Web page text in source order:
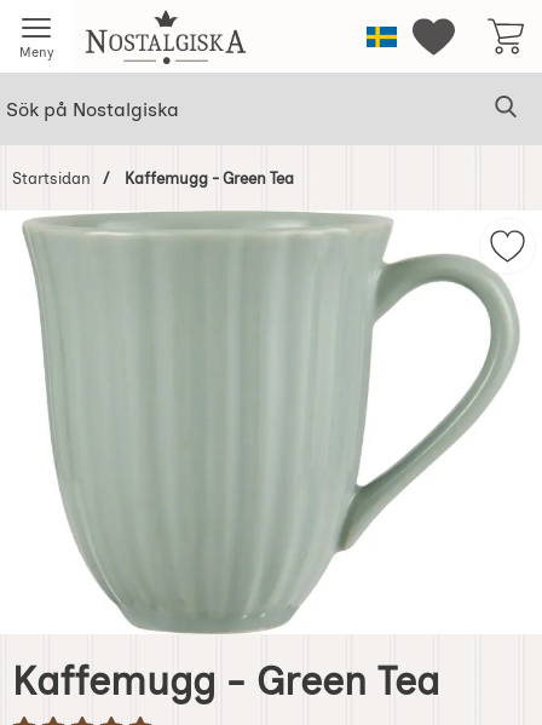
Meny Startsidan för NostalgiskaSverigeMina
Startsidan Kaffemugg - Green Tea
Hoppa
över
Bilder
Kaffemugg - Green Tea